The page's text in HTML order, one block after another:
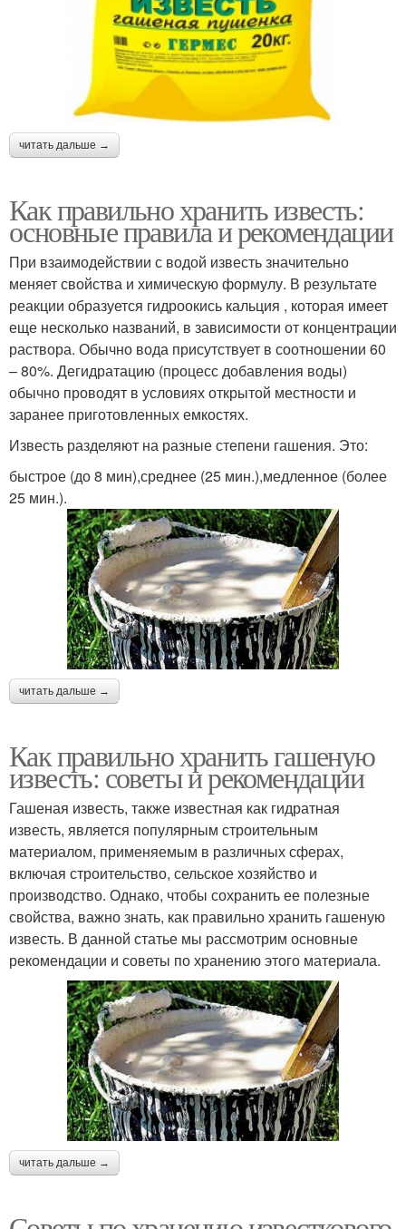
читать дальше →
Как правильно хранить известь:
основные правила и рекомендации
При взаимодействии с водой известь значительно
меняет свойства и химическую формулу. В результате
реакции образуется гидроокись кальция , которая имеет
еще несколько названий, в зависимости от концентрации
раствора. Обычно вода присутствует в соотношении 60
– 80%. Дегидратацию (процесс добавления воды)
обычно проводят в условиях открытой местности и
заранее приготовленных емкостях.
Известь разделяют на разные степени гашения. Это:
быстрое (до 8 мин),среднее (25 мин.),медленное (более
25 мин.).
читать дальше →
Как правильно хранить гашеную
известь: советы и рекомендации
Гашеная известь, также известная как гидратная
известь, является популярным строительным
материалом, применяемым в различных сферах,
включая строительство, сельское хозяйство и
производство. Однако, чтобы сохранить ее полезные
свойства, важно знать, как правильно хранить гашеную
известь. В данной статье мы рассмотрим основные
рекомендации и советы по хранению этого материала.
читать дальше →